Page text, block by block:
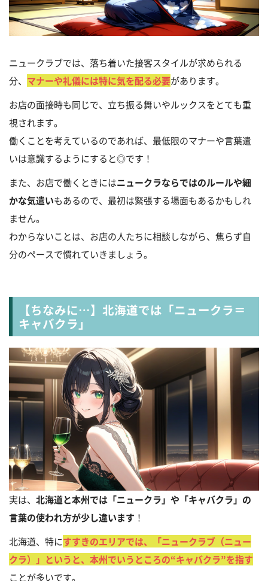
ニュークラブでは、落ち着いた接客スタイルが求められる
分、 マナーや礼儀には特に気を配る必要があります。
お店の面接時も同じで、立ち振る舞いやルックスをとても重
視されます。
働くことを考えているのであれば、最低限のマナーや言葉遣
いは意識するようにすると◎です！
また、お店で働くときにはニュークラならではのルールや細
かな気遣いもあるので、最初は緊張する場面もあるかもしれ
ません。
わからないことは、お店の人たちに相談しながら、焦らず自
分のペースで慣れていきましょう。
【ちなみに…】北海道では「ニュークラ＝
キャバクラ」
実は、 北海道と本州では「ニュークラ」や「キャバクラ」の
言葉の使われ方が少し違います ！
北海道、特にすすきのエリアでは、「ニュークラブ（ニュー
クラ）」というと、本州でいうところの“キャバクラ”を指す
ことが多いです。